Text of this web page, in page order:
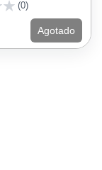
(0)
Agotado